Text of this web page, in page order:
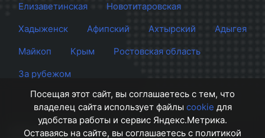
Елизаветинская
Новотитаровская
Хадыженск
Афипский Ахтырский
Адыгея
Майкоп
Крым
Ростовская область
За рубежом
Сайт Краснодара © 2012 - 2026 СМИ Кубани
Посещая этот сайт, вы соглашаетесь с тем, что
владелец сайта использует файлы cookie для
удобства работы и сервис Яндекс.Метрика.
Оставаясь на сайте, вы соглашаетесь с политикой